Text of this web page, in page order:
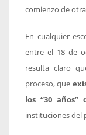
comienzo de
En cualquier
entre el 18 de
resulta claro
proceso, que
los “30 años”
instituciones del